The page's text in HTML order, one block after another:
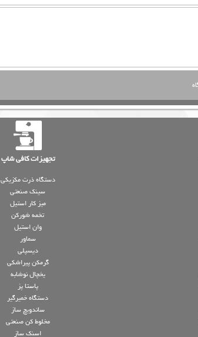
تجهیزات کافی شاپ
دستگاه ذرت مکزیکی
سینک صنعتی
میز کار استیل
تخمه شورکن
وان استیل
سماور
دیسپلی
گرمکن پیراشکی
یخچال نوشابه
پاستا پز
دستگاه خمیرگیر
ساندویچ ساز
مخلوط کن صنعتی
اسنک ساز